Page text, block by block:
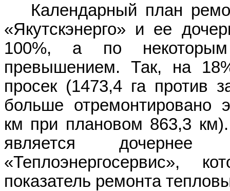
Календарный план
«Якутскэнерго» и ее
100%, а по
превышением. Так, на
просек (1473,4 га против
больше отремонтировано
км при плановом 863,3
является
«Теплоэнергосервис»,
показатель ремонта